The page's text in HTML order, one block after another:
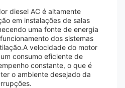
diesel AC é altamente
em instalações de salas
uma fonte de energia
dos sistemas
velocidade do motor
consumo eficiente de
constante, o que é
o ambiente desejado da